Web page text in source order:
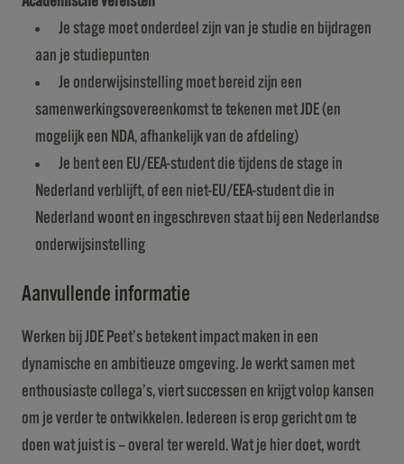
Je stage moet onderdeel zijn van je studie en bijdragen
aan je studiepunten
Je onderwijsinstelling moet bereid zijn een
samenwerkingsovereenkomst te tekenen met JDE (en
mogelijk een NDA, afhankelijk van de afdeling)
Je bent een EU/EEA-student die tijdens de stage in
Nederland verblijft, of een niet-EU/EEA-student die in
Nederland woont en ingeschreven staat bij een Nederlandse
onderwijsinstelling
Aanvullende informatie
Werken bij JDE Peet’s betekent impact maken in een
dynamische en ambitieuze omgeving. Je werkt samen met
enthousiaste collega’s, viert successen en krijgt volop kansen
om je verder te ontwikkelen. Iedereen is erop gericht om te
doen wat juist is – overal ter wereld. Wat je hier doet, wordt